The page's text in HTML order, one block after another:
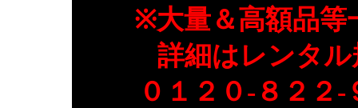
※大量＆高額品等
詳細はレンタ
０１２０-８２２